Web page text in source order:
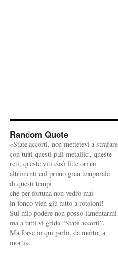
Random Quote
«State accorti, non mettetevi a strafare
con tutti questi pali metallici, queste
reti, queste viti così fitte ormai
altrimenti col primo gran temporale
di questi tempi
che per fortuna non vedrò mai
in fondo vien giù tutto a rotoloni!
Sul mio podere non posso lamentarmi
ma a tutti vi grido “State accorti”.
Ma forse io qui parlo, da morto, a
morti».